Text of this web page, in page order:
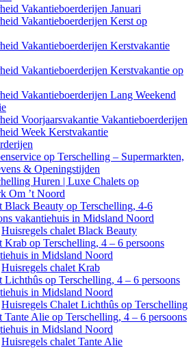
Vakantieboerderijen Januari
Vakantieboerderijen Kerst op
Vakantieboerderijen Kerstvakantie
Vakantieboerderijen Kerstvakantie op
Vakantieboerderijen Lang Weekend
Voorjaarsvakantie Vakantieboerderijen
Week Kerstvakantie
op Terschelling – Supermarkten,
& Openingstijden
Huren | Luxe Chalets op
Om ’t Noord
Black Beauty op Terschelling, 4-6
vakantiehuis in Midsland Noord
Huisregels chalet Black Beauty
Krab op Terschelling, 4 – 6 persoons
in Midsland Noord
Huisregels chalet Krab
Lichthûs op Terschelling, 4 – 6 persoons
in Midsland Noord
Huisregels Chalet Lichthûs op Terschelling
Tante Alie op Terschelling, 4 – 6 persoons
in Midsland Noord
Huisregels chalet Tante Alie